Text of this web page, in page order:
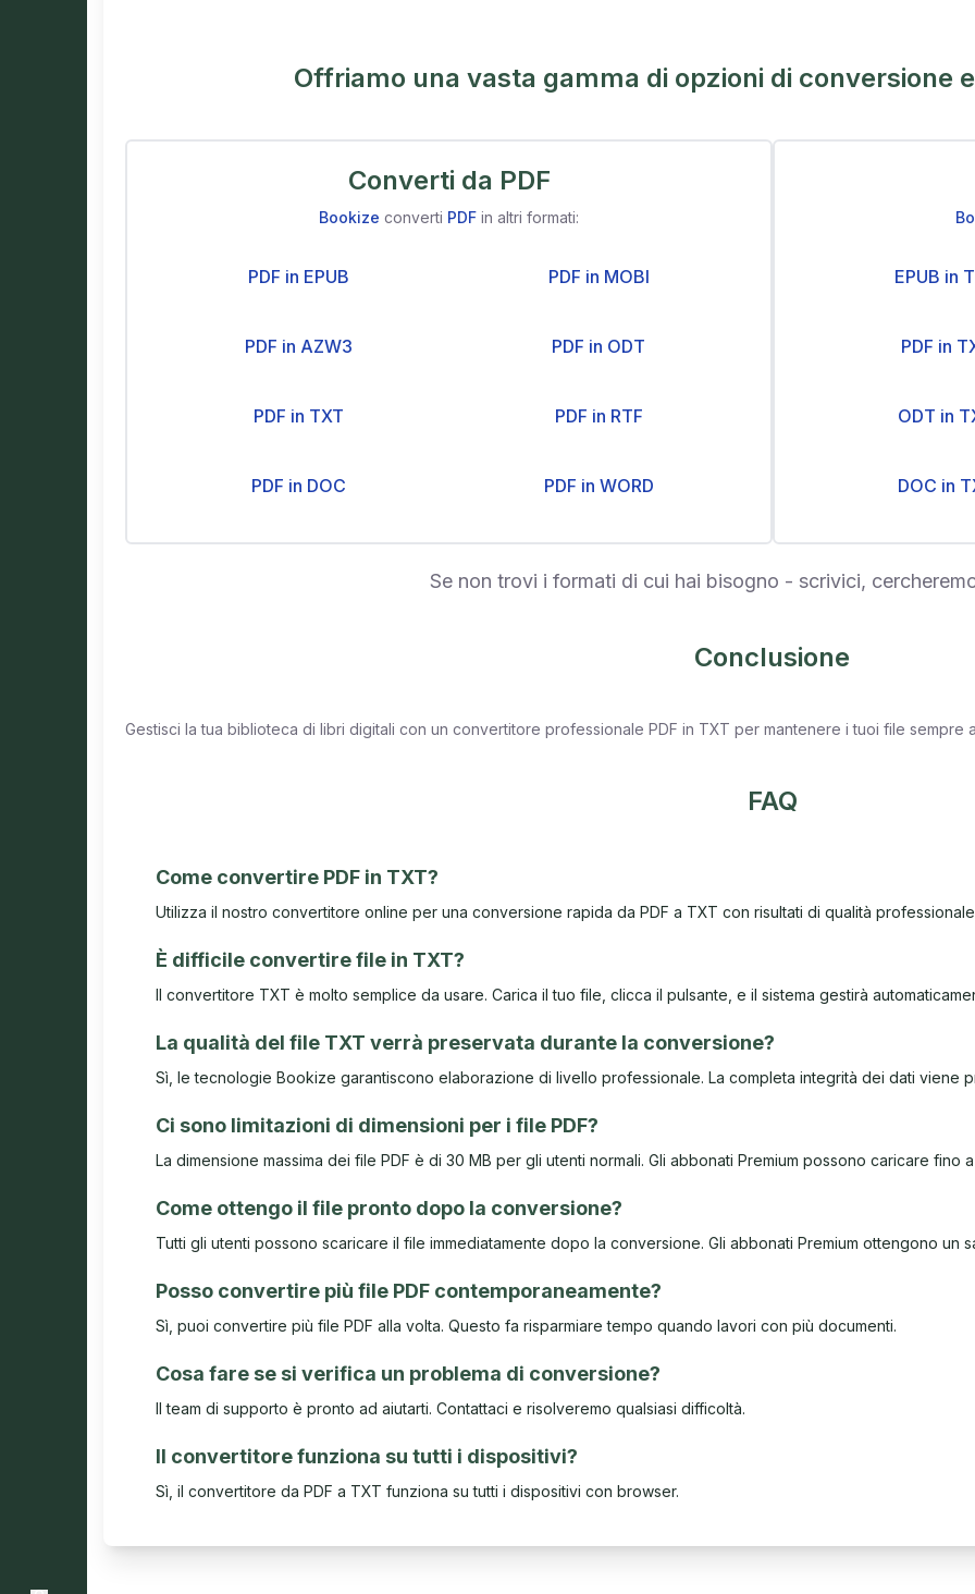
Offriamo una vasta gamma di opzioni di conversione
Converti da PDF
Bookize converti PDF in altri formati:
PDF in EPUB PDF in MOBI
PDF in AZW3 PDF in ODT
PDF in TXT PDF in RTF
PDF in DOC PDF in WORD
EPUB in
PDF in
ODT in
DOC in
Se non trovi i formati di cui hai bisogno - scrivici,
Conclusione
Gestisci la tua biblioteca di libri digitali con un convertitore professionale PDF in TXT per mantenere i tuoi file sempre
FAQ
Come convertire PDF in TXT?
Utilizza il nostro convertitore online per una conversione rapida da PDF a TXT con risultati di qualità
È difficile convertire file in TXT?
Il convertitore TXT è molto semplice da usare. Carica il tuo file, clicca il pulsante, e il sistema gestirà
La qualità del file TXT verrà preservata durante la conversione?
Sì, le tecnologie Bookize garantiscono elaborazione di livello professionale. La completa integrità dei dati viene
Ci sono limitazioni di dimensioni per i file PDF?
La dimensione massima dei file PDF è di 30 MB per gli utenti normali. Gli abbonati Premium possono caricare fino
Come ottengo il file pronto dopo la conversione?
Tutti gli utenti possono scaricare il file immediatamente dopo la conversione. Gli abbonati Premium ottengono
Posso convertire più file PDF contemporaneamente?
Sì, puoi convertire più file PDF alla volta. Questo fa risparmiare tempo quando lavori con più documenti.
Cosa fare se si verifica un problema di conversione?
Il team di supporto è pronto ad aiutarti. Contattaci e risolveremo qualsiasi difficoltà.
Il convertitore funziona su tutti i dispositivi?
Sì, il convertitore da PDF a TXT funziona su tutti i dispositivi con browser.